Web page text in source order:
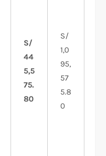
S/
44
5,5
75.
80
S/
1,0
95,
57
5.8
0